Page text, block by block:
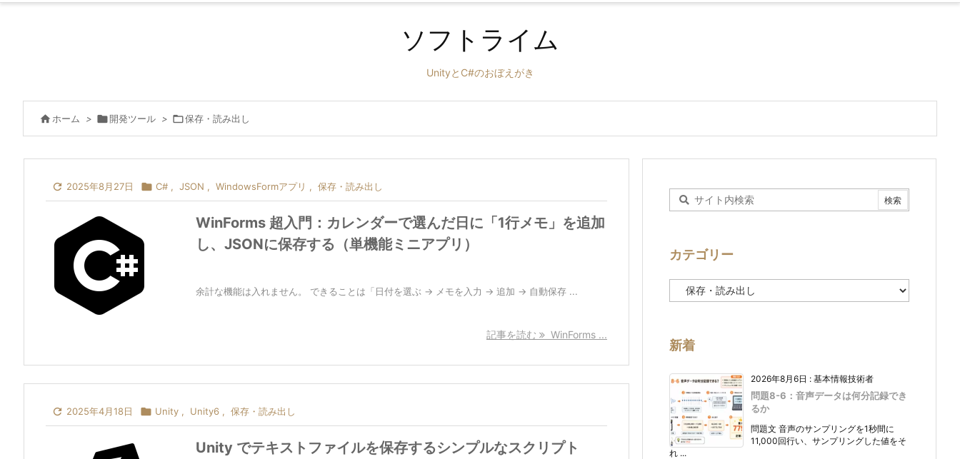
ソフトライム
UnityとC#のおぼえがき
 ホーム > 開発ツール > 保存・読み出し
 2025年8月27日  C# , JSON , WindowsFormアプリ , 保存・読み出し
WinForms 超入門：カレンダーで選んだ日に「1行メモ」を追加
し、JSONに保存する（単機能ミニアプリ）
余計な機能は入れません。 できることは「日付を選ぶ → メモを入力 → 追加 → 自動保存 ...
記事を読む WinForms ...
 2025年4月18日  Unity , Unity6 , 保存・読み出し
Unity でテキストファイルを保存するシンプルなスクリプト
カテゴリー
テ
ー
新着
2026年8月6日 : 基本情報技術者
問題8-6：音声データは何分記録でき
るか
問題文 音声のサンプリングを1秒間に
11,000回行い、サンプリングした値をそ
れ ...